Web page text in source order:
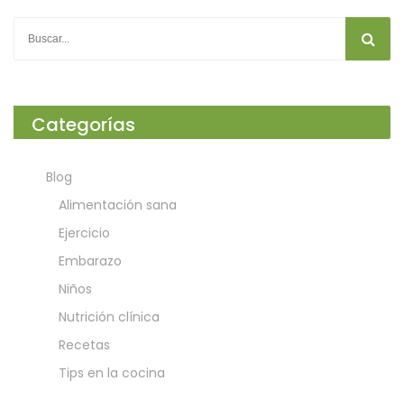
Categorías
Blog
Alimentación sana
Ejercicio
Embarazo
Niños
Nutrición clínica
Recetas
Tips en la cocina